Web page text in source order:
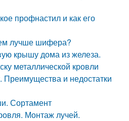
профнастил и как его
лучше шифера?
крышу дома из железа.
металлической кровли
и недостатки
Сортамент
Монтаж лучей.